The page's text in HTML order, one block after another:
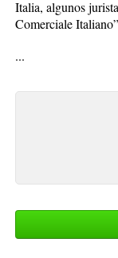
Italia, algunos
Comerciale
...